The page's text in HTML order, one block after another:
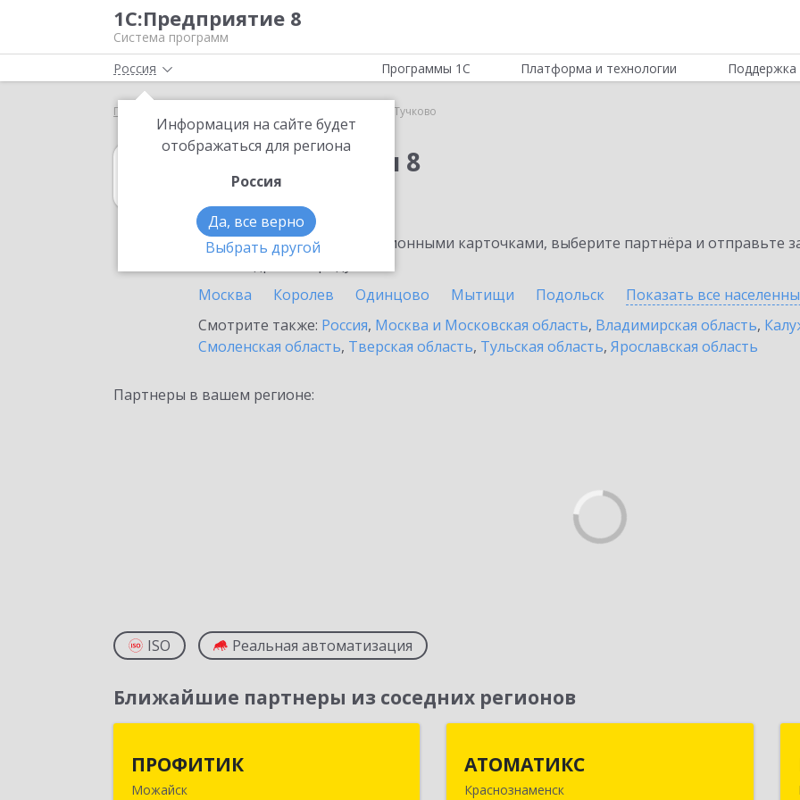
1С:Предприятие 8
Система программ
Россия
Информация на сайте будет
отображаться для региона
Россия
Да, все верно
Выбрать другой
Программы 1С Платформа и технологии Поддержка
Главная Тучково
1С:Бухгалтерия 8
в Тучково
Ознакомьтесь с информационными карточками, выберите партнёра и отправьте
Москва
Королев Одинцово Мытищи Подольск Показать все
Смотрите также: Россия, Москва и Московская область, Владимирская область,
Смоленская область, Тверская область, Тульская область, Ярославская область
Партнеры в вашем регионе:
ISO Реальная автоматизация
Ближайшие партнеры из соседних регионов
ПРОФИТИК
Можайск
143200, Московская обл, Можайский
АТОМАТИКС
Краснознаменск143090, Московская обл,